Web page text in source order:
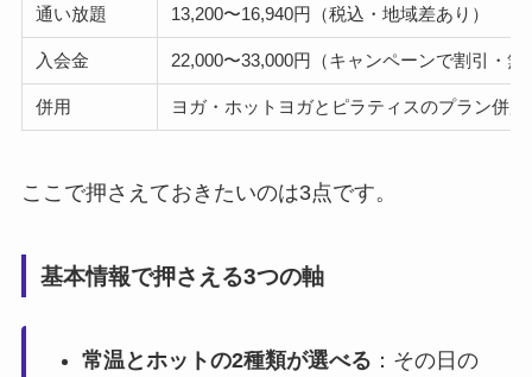
通い放題 13,200〜16,940円（税込・地域差あり）
入会金 22,000〜33,000円（キャンペーンで割引・
併用 ヨガ・ホットヨガとピラティスのプラン併
ここで押さえておきたいのは3点です。
基本情報で押さえる3つの軸
常温とホットの2種類が選べる ：その日の